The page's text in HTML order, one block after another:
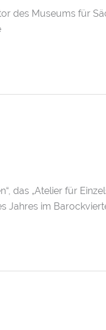
des Museums für
das „Atelier für
Jahres im